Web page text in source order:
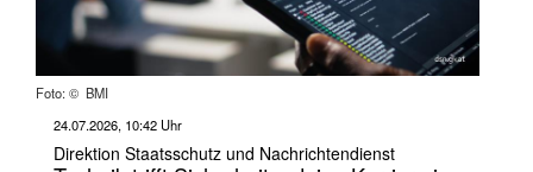
Foto: © BMI
24.07.2026, 10:42 Uhr
Direktion Staatsschutz und Nachrichtendienst